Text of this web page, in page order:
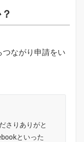
ながり申請をい
さりありがと
といった